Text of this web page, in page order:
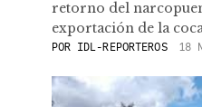
retorno del
exportación de la
POR IDL-REPORTEROS 18